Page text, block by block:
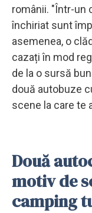
românii. "Într-un
închiriat sunt
asemenea, o
cazați în mod
de la o sursă
două autobuze
scene la care te
Două
motiv de
camping